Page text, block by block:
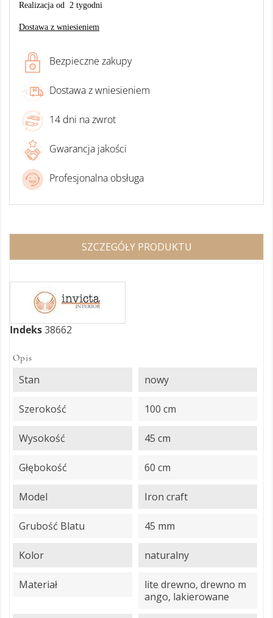
Realizacja od 2 tygodni
Dostawa z wniesieniem
Bezpieczne zakupy
Dostawa z wniesieniem
14 dni na zwrot
Gwarancja jakości
Profesjonalna obsługa
SZCZEGÓŁY PRODUKTU
Indeks38662
Opis
Stan nowy
Szerokość 100 cm
Wysokość 45 cm
Głębokość 60 cm
Model Iron craft
Grubość Blatu 45 mm
Kolor naturalny
Materiał
lite drewno, drewno m
ango, lakierowane